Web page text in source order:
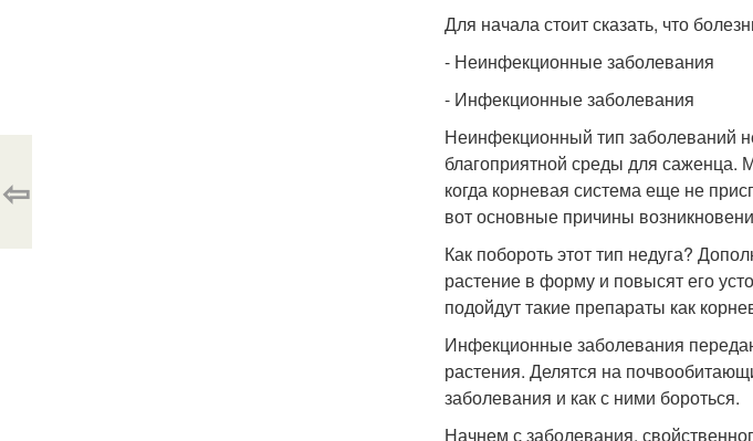
Для начала стоит сказать, что
- Неинфекционные заболевания
- Инфекционные заболевания
Неинфекционный тип заболеваний
благоприятной среды для саженца.
когда корневая система еще не
вот основные причины
Как побороть этот тип недуга?
растение в форму и повысят его
подойдут такие препараты как
Инфекционные заболевания
растения. Делятся на
заболевания и как с ними бороться.
Начнем с заболевания,
⇦